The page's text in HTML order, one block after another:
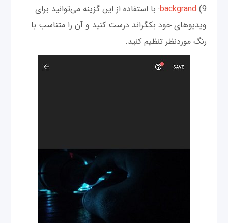
9)
backgrand: با استفاده از این گزینه می‌توانید برای
ویدیوهای خود بکگراند درست کنید و آن را متناسب با
رنگ موردنظر تنظیم کنید.